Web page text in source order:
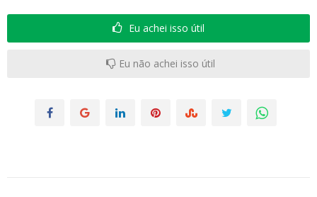
Eu achei isso útil
Eu não achei isso útil